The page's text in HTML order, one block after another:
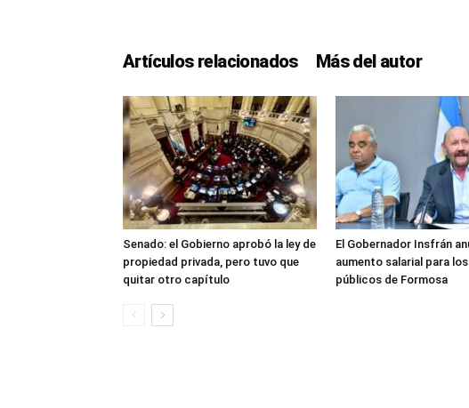
Artículos relacionados Más del autor
Senado: el Gobierno aprobó la ley de
propiedad privada, pero tuvo que
quitar otro capítulo
El Gobernador Insfrán
aumento salarial para
públicos de Formosa